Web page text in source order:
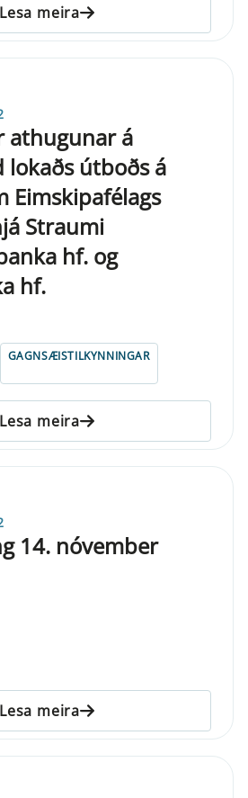
Lesa meira
athugunar á
útboðs á
Eimskipafélags
Straumi
hf. og
hf.
GAGNSÆISTILKYNNINGAR
Lesa meira
14. nóvember
Lesa meira